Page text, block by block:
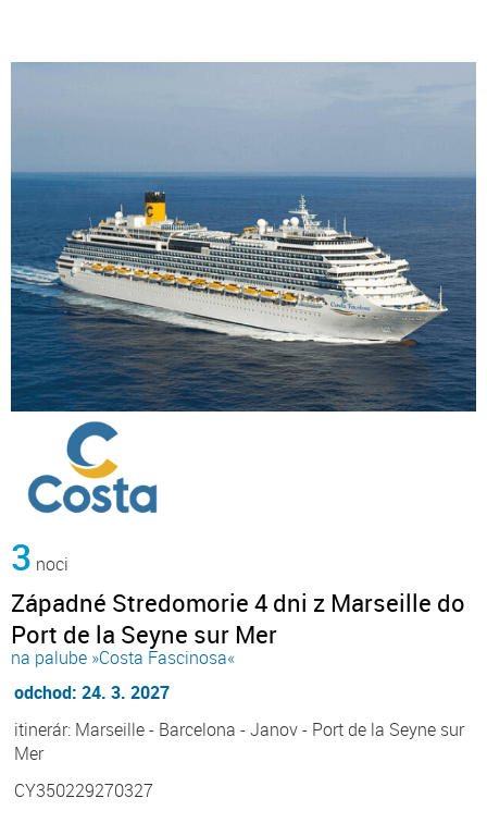
3 noci
Západné Stredomorie 4 dni z Marseille do
Port de la Seyne sur Mer
na palube »Costa Fascinosa«
odchod: 24. 3. 2027
itinerár: Marseille - Barcelona - Janov - Port de la Seyne sur
Mer
CY350229270327